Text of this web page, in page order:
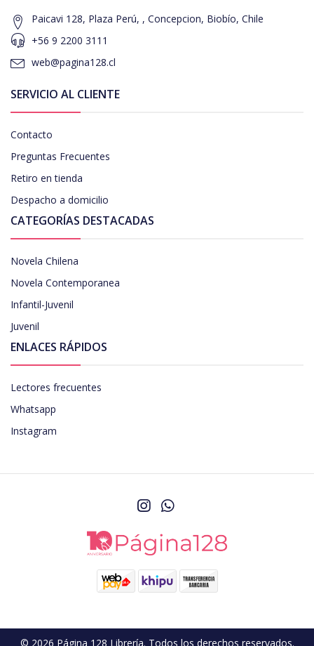
Paicavi 128, Plaza Perú, , Concepcion, Biobío, Chile
+56 9 2200 3111
web@pagina128.cl
SERVICIO AL CLIENTE
Contacto
Preguntas Frecuentes
Retiro en tienda
Despacho a domicilio
CATEGORÍAS DESTACADAS
Novela Chilena
Novela Contemporanea
Infantil-Juvenil
Juvenil
ENLACES RÁPIDOS
Lectores frecuentes
Whatsapp
Instagram
© 2026 Página 128 Librería. Todos los derechos reservados.